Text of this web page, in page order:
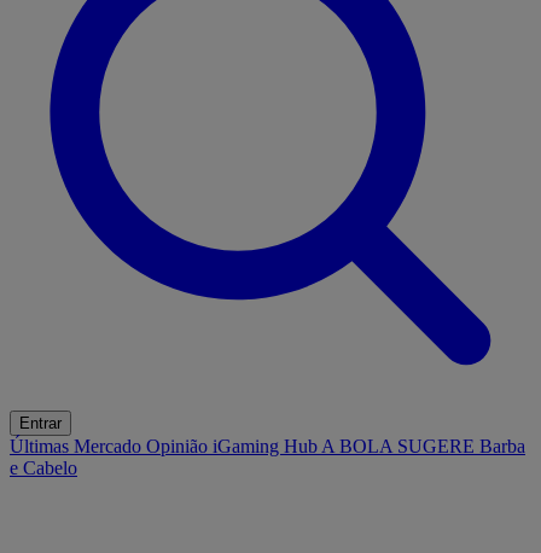
Entrar
Últimas Mercado Opinião iGaming Hub A BOLA SUGERE Barba
e Cabelo